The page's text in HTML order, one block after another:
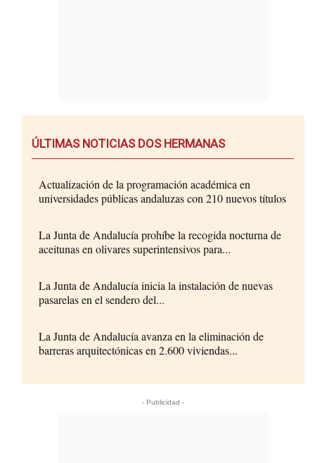
ÚLTIMAS NOTICIAS DOS HERMANAS
Actualización de la programación académica en
universidades públicas andaluzas con 210 nuevos títulos
La Junta de Andalucía prohíbe la recogida nocturna de
aceitunas en olivares superintensivos para...
La Junta de Andalucía inicia la instalación de nuevas
pasarelas en el sendero del...
La Junta de Andalucía avanza en la eliminación de
barreras arquitectónicas en 2.600 viviendas...
- Publicidad -